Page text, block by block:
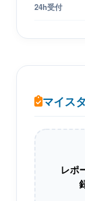
24h受付
マイス
レポ